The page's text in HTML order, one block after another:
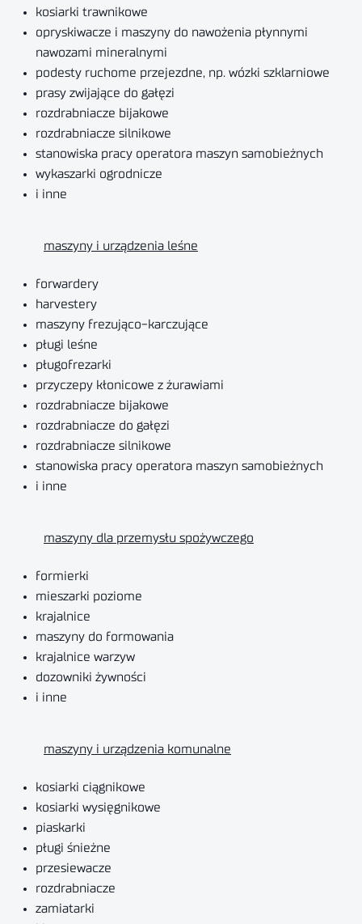
kosiarki trawnikowe
opryskiwacze i maszyny do nawożenia płynnymi
nawozami mineralnymi
podesty ruchome przejezdne, np. wózki szklarniowe
prasy zwijające do gałęzi
rozdrabniacze bijakowe
rozdrabniacze silnikowe
stanowiska pracy operatora maszyn samobieżnych
wykaszarki ogrodnicze
i inne
maszyny i urządzenia leśne
forwardery
harvestery
maszyny frezująco-karczujące
pługi leśne
pługofrezarki
przyczepy kłonicowe z żurawiami
rozdrabniacze bijakowe
rozdrabniacze do gałęzi
rozdrabniacze silnikowe
stanowiska pracy operatora maszyn samobieżnych
i inne
maszyny dla przemysłu spożywczego
formierki
mieszarki poziome
krajalnice
maszyny do formowania
krajalnice warzyw
dozowniki żywności
i inne
maszyny i urządzenia komunalne
kosiarki ciągnikowe
kosiarki wysięgnikowe
piaskarki
pługi śnieżne
przesiewacze
rozdrabniacze
zamiatarki